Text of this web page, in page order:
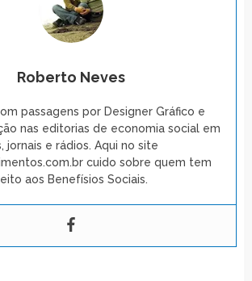
Roberto Neves
passagens por Designer Gráfico e
nas editorias de economia social em
jornais e rádios. Aqui no site
cuido sobre quem tem
aos Benefísios Sociais.